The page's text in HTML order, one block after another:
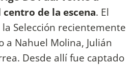
de la escena. El
Selección recientemente
a Nahuel Molina, Julián
Desde allí fue captado